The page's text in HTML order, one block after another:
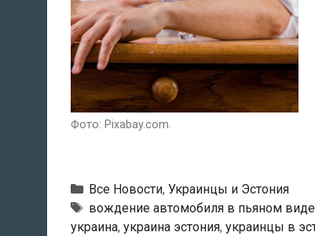
Фото: Pixabay.com.
Рубрики
Все Новости, Украинцы и Эстония
Метки
вождение автомобиля в пьяном виде
украина, украина эстония, украинцы в